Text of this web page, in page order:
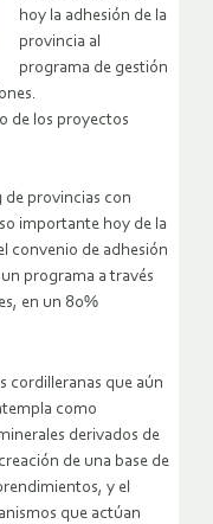
hoy la adhesión de la
provincia al
programa de gestión
de los proyectos
de provincias con
importante hoy de la
convenio de adhesión
programa a través
en un 80%
cordilleranas que aún
como
derivados de
de una base de
y el
que actúan